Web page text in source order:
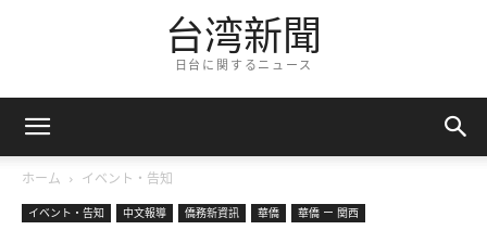
台湾新聞
日台に関するニュース
ホーム イベント・告知
イベント・告知 中文報導 僑務新資訊 華僑 華僑 ー 関西